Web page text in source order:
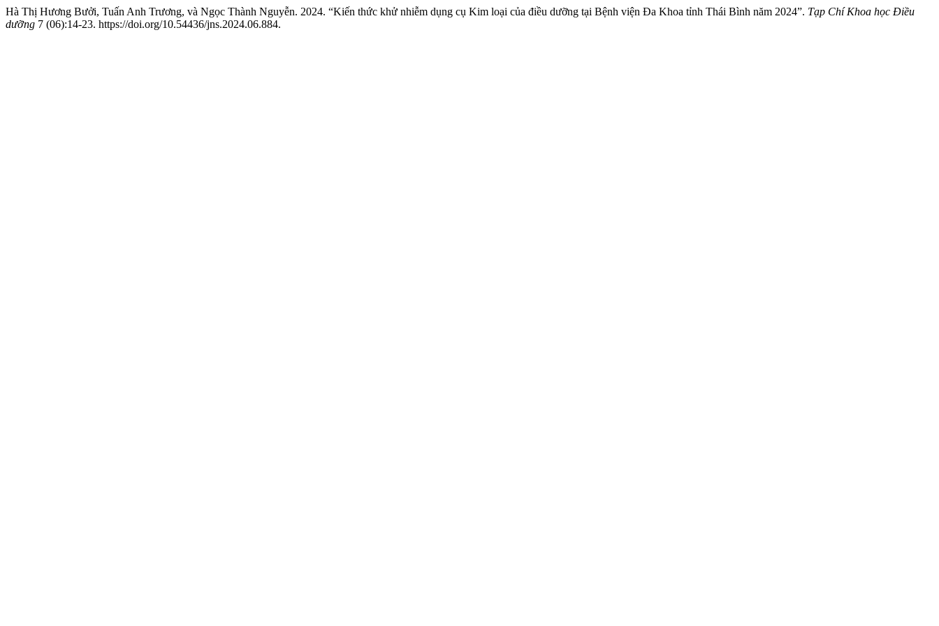
Hà Thị Hương Bưởi, Tuấn Anh Trương, và Ngọc Thành Nguyễn. 2024. “Kiến thức khử nhiễm dụng cụ Kim loại của điều dưỡng tại Bệnh viện Đa Khoa tỉnh Thái Bình năm 2024”. Tạp Chí Khoa học Điều
dưỡng 7 (06):14-23. https://doi.org/10.54436/jns.2024.06.884.